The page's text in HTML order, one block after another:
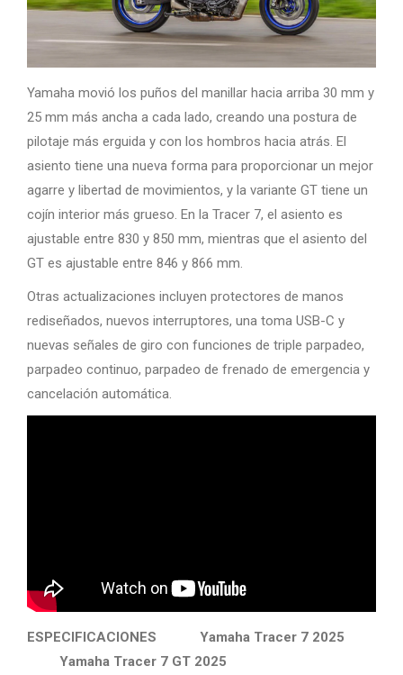
Yamaha movió los puños del manillar hacia arriba 30 mm y
25 mm más ancha a cada lado, creando una postura de
pilotaje más erguida y con los hombros hacia atrás. El
asiento tiene una nueva forma para proporcionar un mejor
agarre y libertad de movimientos, y la variante GT tiene un
cojín interior más grueso. En la Tracer 7, el asiento es
ajustable entre 830 y 850 mm, mientras que el asiento del
GT es ajustable entre 846 y 866 mm.
Otras actualizaciones incluyen protectores de manos
rediseñados, nuevos interruptores, una toma USB-C y
nuevas señales de giro con funciones de triple parpadeo,
parpadeo continuo, parpadeo de frenado de emergencia y
cancelación automática.
ESPECIFICACIONES Yamaha Tracer 7 2025
Yamaha Tracer 7 GT 2025